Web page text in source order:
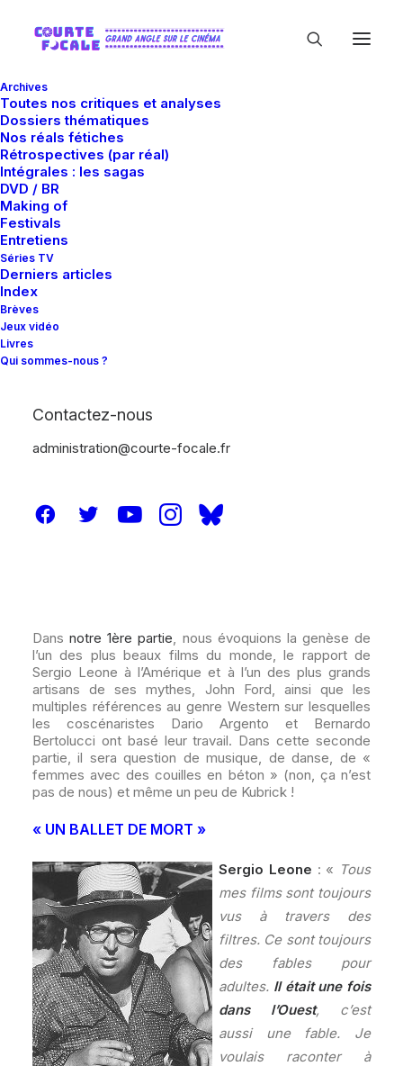
Archives
Toutes nos critiques et analyses
Dossiers thématiques
Nos réals fétiches
Rétrospectives (par réal)
Intégrales : les sagas
DVD / BR
Making of
Festivals
Entretiens
Séries TV
Derniers articles
Index
Brèves
Jeux vidéo
Livres
Qui sommes-nous ?
Contactez-nous
administration@courte-focale.fr
InMaking of
Il Était Une Fois (bis)
Dans L’Ouest (2ème
Dansnotre 1ère partie, nous évoquions la genèse de
l’un des plus beaux films du monde, le rapport de
Sergio Leone à l’Amérique et à l’un des plus grands
artisans de ses mythes, John Ford, ainsi que les
multiples références au genre Western sur lesquelles
les coscénaristes Dario Argento et Bernardo
Bertolucci ont basé leur travail. Dans cette seconde
partie, il sera question de musique, de danse, de «
femmes avec des couilles en béton » (non, ça n’est
pas de nous) et même un peu de Kubrick !
« UN BALLET DE MORT »
Sergio Leone : « Tous
mes films sont toujours
vus à travers des
filtres. Ce sont toujours
des fables pour
adultes. Il était une fois
dans l’Ouest, c’est
aussi une fable. Je
voulais raconter à